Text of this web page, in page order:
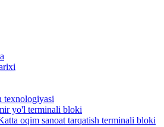
texnologiyasi
yo'l terminali bloki
oqim sanoat tarqatish terminali bloki